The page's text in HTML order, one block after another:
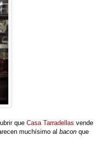
que Casa Tarradellas vende
muchísimo al bacon que